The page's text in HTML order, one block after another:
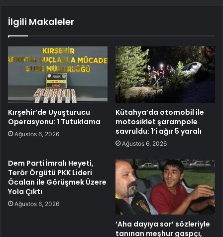
İlgili Makaleler
Kırşehir’de Uyuşturucu
Operasyonu: 1 Tutuklama
Ağustos 6, 2026
Kütahya’da otomobil ile
motosiklet şarampole
savruldu: 1’i ağır 5 yaralı
Ağustos 6, 2026
Dem Parti İmralı Heyeti,
Terör Örgütü PKK Lideri
Öcalan ile Görüşmek Üzere
Yola Çıktı
Ağustos 6, 2026
‘Aha dayıya sor’ sözleriyle
tanınan meşhur gaspçı,